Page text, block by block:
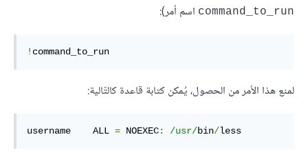
command_to_run اسم أمر):
! command_to_run
لمنع هذا الأمر من الحصول، يُمكن كتابة قاعدة كالتّالية:
username    ALL = NOEXEC: /usr/bin/less